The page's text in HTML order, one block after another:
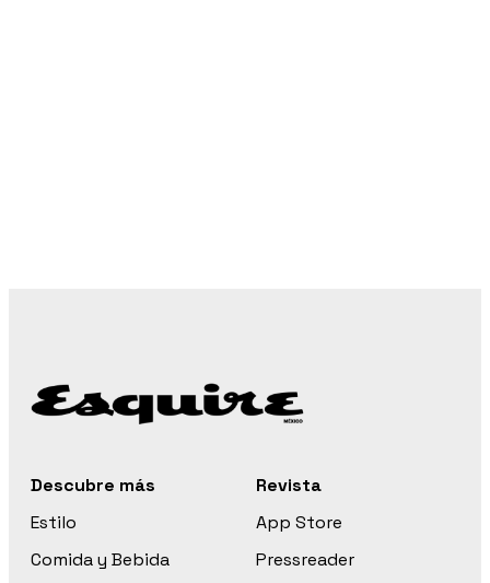
Descubre más
Estilo
Comida y Bebida
Revista
App Store
Pressreader